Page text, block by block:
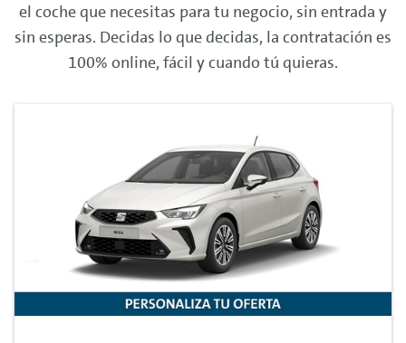
el coche que necesitas para tu negocio, sin entrada y
sin esperas. Decidas lo que decidas, la contratación es
100% online, fácil y cuando tú quieras.